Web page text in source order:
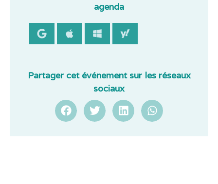
agenda
Partager cet événement sur les réseaux
sociaux